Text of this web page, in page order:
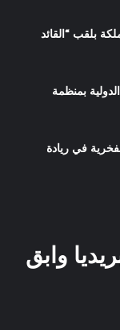
بلقب “القائد
بمنظمة
في ريادة
وابق